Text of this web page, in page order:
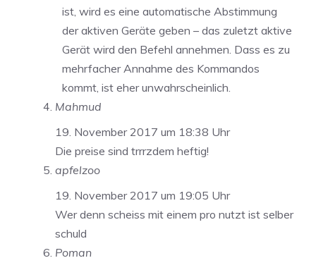
ist, wird es eine automatische Abstimmung
der aktiven Geräte geben – das zuletzt aktive
Gerät wird den Befehl annehmen. Dass es zu
mehrfacher Annahme des Kommandos
kommt, ist eher unwahrscheinlich.
Mahmud
19. November 2017 um 18:38 Uhr
Die preise sind trrrzdem heftig!
apfelzoo
19. November 2017 um 19:05 Uhr
Wer denn scheiss mit einem pro nutzt ist selber
schuld
Poman